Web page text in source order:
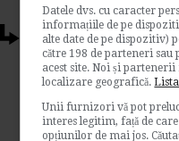
Articole conexe
Ministerul
acordarea
de
Datele dvs. cu caracter
informațiile de pe
alte date de pe dispozitiv)
către 198 de parteneri
acest site. Noi și
localizare geografică.
Unii furnizori vă pot
interes legitim, față de
opțiunilor de mai jos.